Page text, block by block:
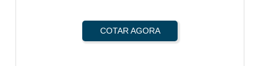
COTAR AGORA